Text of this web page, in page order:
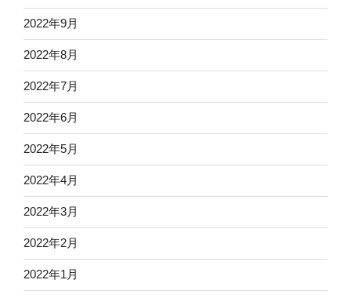
2022年9月
2022年8月
2022年7月
2022年6月
2022年5月
2022年4月
2022年3月
2022年2月
2022年1月